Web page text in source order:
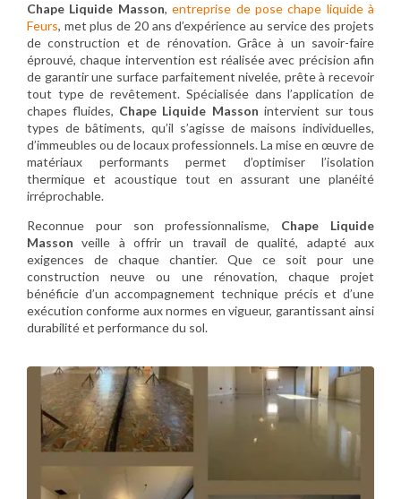
Chape Liquide Masson,entreprise de pose chape liquide à
Feurs, met plus de 20 ans d’expérience au service des projets
de construction et de rénovation. Grâce à un savoir-faire
éprouvé, chaque intervention est réalisée avec précision afin
de garantir une surface parfaitement nivelée, prête à recevoir
tout type de revêtement. Spécialisée dans l’application de
chapes fluides, Chape Liquide Masson intervient sur tous
types de bâtiments, qu’il s’agisse de maisons individuelles,
d’immeubles ou de locaux professionnels. La mise en œuvre de
matériaux performants permet d’optimiser l’isolation
thermique et acoustique tout en assurant une planéité
irréprochable.
Reconnue pour son professionnalisme, Chape Liquide
Masson veille à offrir un travail de qualité, adapté aux
exigences de chaque chantier. Que ce soit pour une
construction neuve ou une rénovation, chaque projet
bénéficie d’un accompagnement technique précis et d’une
exécution conforme aux normes en vigueur, garantissant ainsi
durabilité et performance du sol.